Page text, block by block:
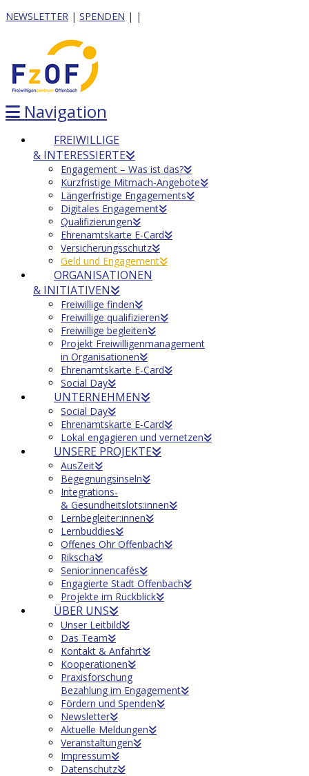
NEWSLETTER | SPENDEN | |
Navigation
FREIWILLIGE
& INTERESSIERTE
Engagement – Was ist das?
Kurzfristige Mitmach-Angebote
Längerfristige Engagements
Digitales Engagement
Qualifizierungen
Ehrenamtskarte E-Card
Versicherungsschutz
Geld und Engagement
ORGANISATIONEN
& INITIATIVEN
Freiwillige finden
Freiwillige qualifizieren
Freiwillige begleiten
Projekt Freiwilligenmanagement
in Organisationen
Ehrenamtskarte E-Card
Social Day
UNTERNEHMEN
Social Day
Ehrenamtskarte E-Card
Lokal engagieren und vernetzen
UNSERE PROJEKTE
AusZeit
Begegnungsinseln
Integrations-
& Gesundheitslots:innen
Lernbegleiter:innen
Lernbuddies
Offenes Ohr Offenbach
Rikscha
Senior:innencafés
Engagierte Stadt Offenbach
Projekte im Rückblick
ÜBER UNS
Unser Leitbild
Das Team
Kontakt & Anfahrt
Kooperationen
Praxisforschung
Bezahlung im Engagement
Fördern und Spenden
Newsletter
Aktuelle Meldungen
Veranstaltungen
Impressum
Datenschutz